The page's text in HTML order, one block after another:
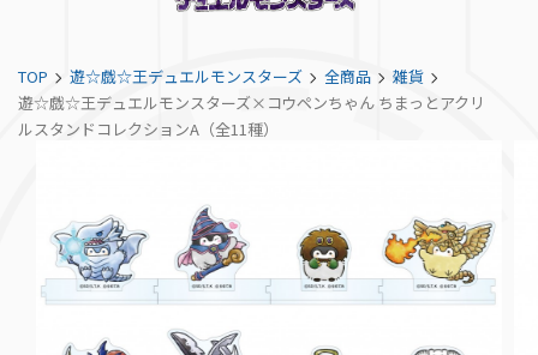
TOP 遊☆戯☆王デュエルモンスターズ 全商品
雑貨
遊☆戯☆王デュエルモンスターズ×コウペンちゃん ちまっとアクリ
ルスタンドコレクションA（全11種）